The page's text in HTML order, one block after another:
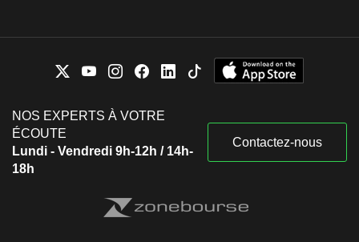
NOS EXPERTS À VOTRE
ÉCOUTE
Lundi - Vendredi 9h-12h / 14h-
18h
Contactez-nous